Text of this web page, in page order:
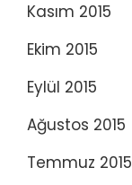
Kasım 2015
Ekim 2015
Eylül 2015
Ağustos 2015
Temmuz 2015